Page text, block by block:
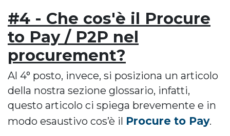
#4 - Che cos'è il Procure
to Pay / P2P nel
procurement?
Al 4° posto, invece, si posiziona un articolo
della nostra sezione glossario, infatti,
questo articolo ci spiega brevemente e in
modo esaustivo cos’è il Procure to Pay.